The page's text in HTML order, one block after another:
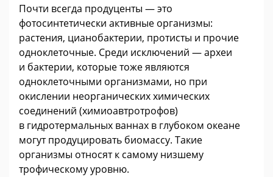
Почти всегда продуценты — это
фотосинтетически активные организмы:
растения, цианобактерии, протисты и прочие
одноклеточные. Среди исключений — археи
и бактерии, которые тоже являются
одноклеточными организмами, но при
окислении неорганических химических
соединений (химиоавтротрофов)
в гидротермальных ваннах в глубоком океане
могут продуцировать биомассу. Такие
организмы относят к самому низшему
трофическому уровню.